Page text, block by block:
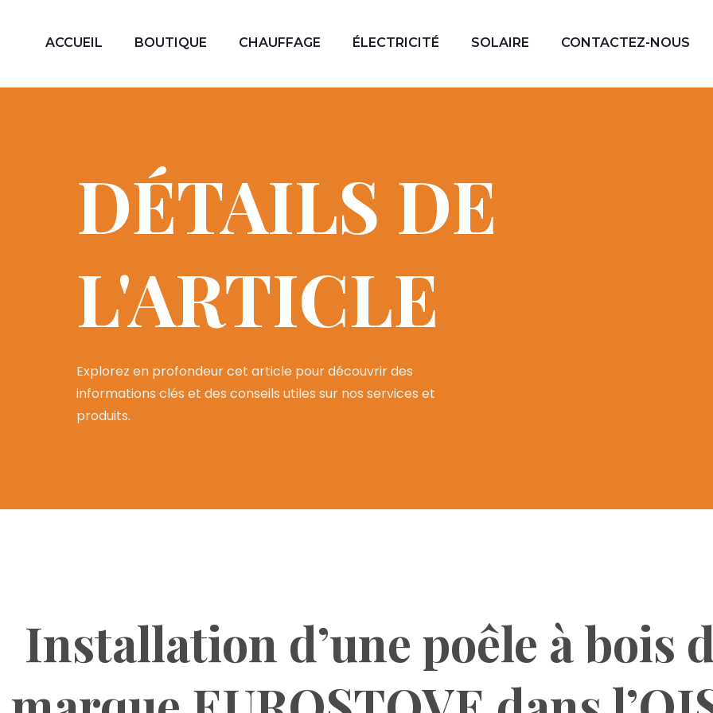
ACCUEIL BOUTIQUE CHAUFFAGE ÉLECTRICITÉ SOLAIRE CONTACTEZ-NOUS
DÉTAILS DE
L'ARTICLE
Explorez en profondeur cet article pour découvrir des
informations clés et des conseils utiles sur nos services et
produits.
Installation d’une poêle à bois